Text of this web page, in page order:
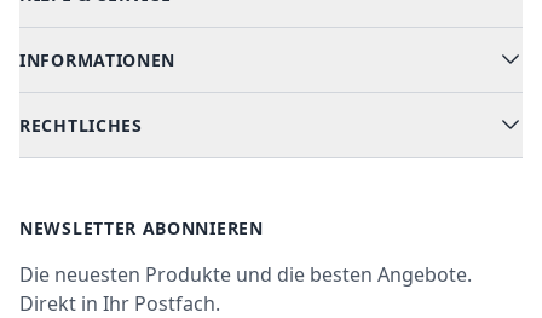
Kühlen & Gefrieren
Hilfe & FAQ
INFORMATIONEN
Über uns
RECHTLICHES
Datenschutz
Widerrufsrecht
NEWSLETTER ABONNIEREN
Die neuesten Produkte und die besten Angebote.
Direkt in Ihr Postfach.